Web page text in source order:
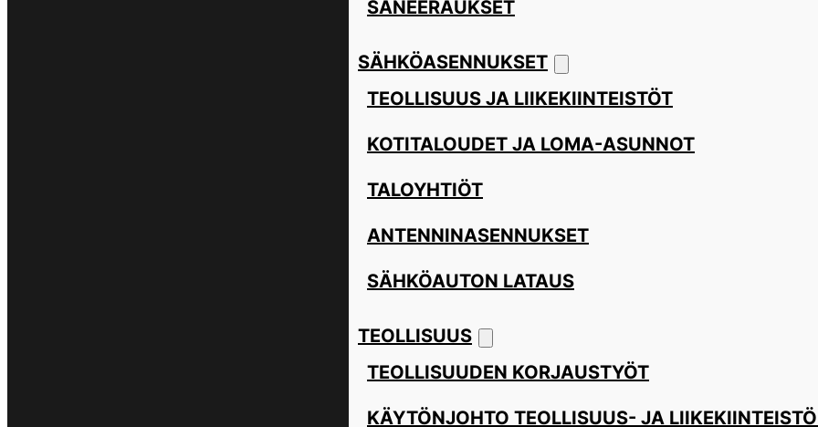
SANEERAUKSET
SÄHKÖASENNUKSET
TEOLLISUUS JA LIIKEKIINTEISTÖT
KOTITALOUDET JA LOMA-ASUNNOT
TALOYHTIÖT
ANTENNINASENNUKSET
SÄHKÖAUTON LATAUS
TEOLLISUUS
TEOLLISUUDEN KORJAUSTYÖT
KÄYTÖNJOHTO TEOLLISUUS- JA